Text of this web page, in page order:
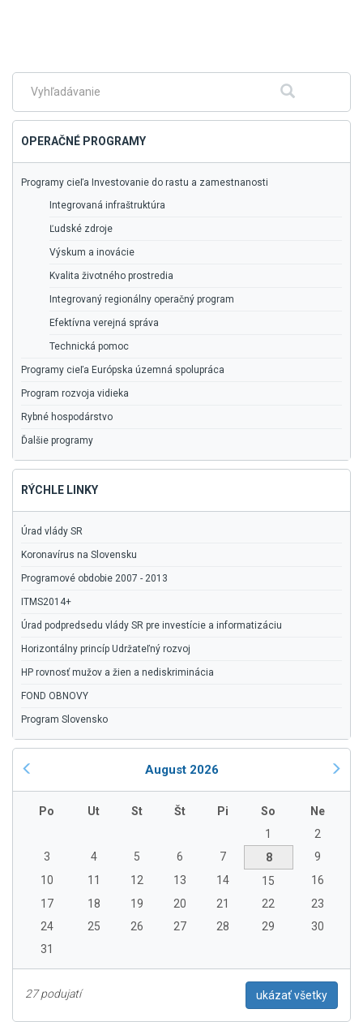
hlavné
menu
Fulltextové
Hľadať
OPERAČNÉ PROGRAMY
Programy cieľa Investovanie do rastu a zamestnanosti
Integrovaná infraštruktúra
Ľudské zdroje
Výskum a inovácie
Kvalita životného prostredia
Integrovaný regionálny operačný program
Efektívna verejná správa
Technická pomoc
Programy cieľa Európska územná spolupráca
Program rozvoja vidieka
Rybné hospodárstvo
Ďalšie programy
RÝCHLE LINKY
Úrad vlády SR
Koronavírus na Slovensku
Programové obdobie 2007 - 2013
ITMS2014+
Úrad podpredsedu vlády SR pre investície a informatizáciu
Horizontálny princíp Udržateľný rozvoj
HP rovnosť mužov a žien a nediskriminácia
FOND OBNOVY
Program Slovensko
August 2026
Po Ut St Št Pi So
Ne
1
2
3
4 5 6 7 8
9
10
11 12 13 14 15
16
17
18 19 20 21 22
23
24
25 26 27 28 29
30
31
27 podujatí ukázať všetky